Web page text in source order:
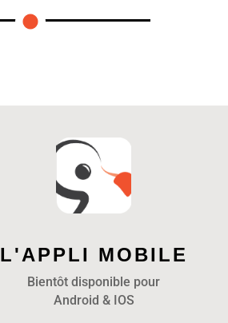
L'APPLI MOBILE
Bientôt disponible pour
Android & IOS